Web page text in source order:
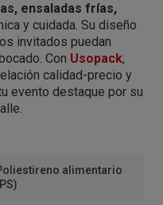
ensaladas frías,
y cuidada. Su diseño
invitados puedan
Con Usopack,
calidad-precio y
evento destaque por su
alimentario